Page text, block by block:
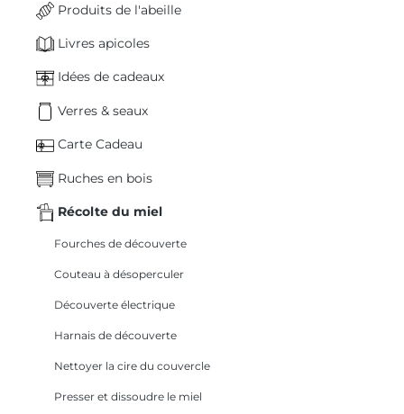
Produits de l'abeille
Livres apicoles
Idées de cadeaux
Verres & seaux
Carte Cadeau
Ruches en bois
Récolte du miel
Fourches de découverte
Couteau à désoperculer
Découverte électrique
Harnais de découverte
Nettoyer la cire du couvercle
Presser et dissoudre le miel